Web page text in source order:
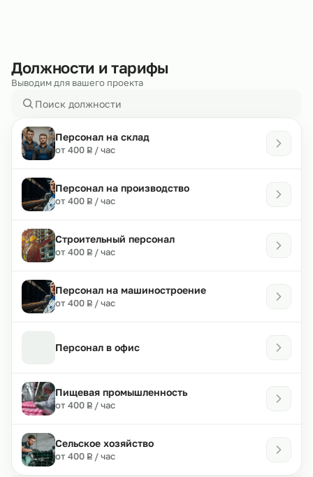
Должности и тарифы
Выводим для вашего проекта
Персонал на склад
от 400 ₽
Р / час
Персонал на производство
от 400 ₽
Р / час
Строительный персонал
от 400 ₽
Р / час
Персонал на машиностроение
от 400 ₽
Р / час
Персонал в офис
Пищевая промышленность
от 400 ₽
Р / час
Сельское хозяйство
от 400 ₽
Р / час